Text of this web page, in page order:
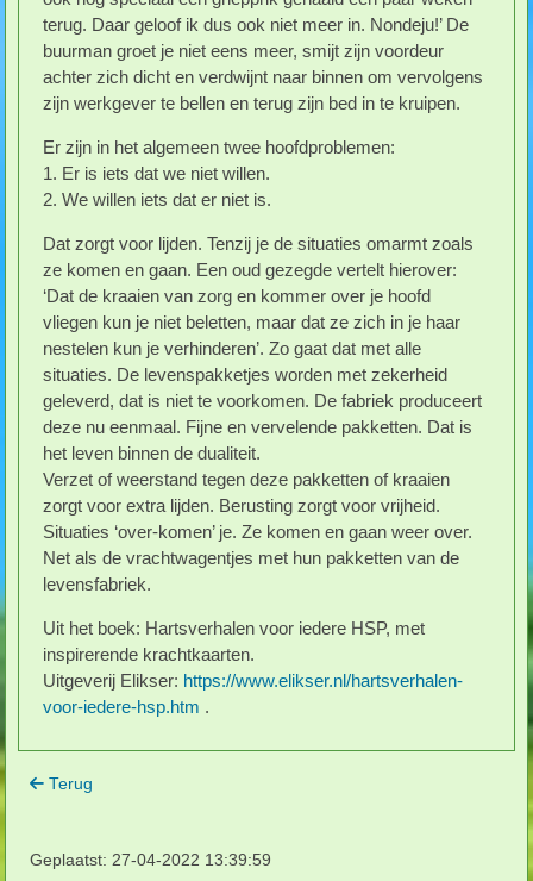
terug. Daar geloof ik dus ook niet meer in. Nondeju!’ De
buurman groet je niet eens meer, smijt zijn voordeur
achter zich dicht en verdwijnt naar binnen om vervolgens
zijn werkgever te bellen en terug zijn bed in te kruipen.
Er zijn in het algemeen twee hoofdproblemen:
1. Er is iets dat we niet willen.
2. We willen iets dat er niet is.
Dat zorgt voor lijden. Tenzij je de situaties omarmt zoals
ze komen en gaan. Een oud gezegde vertelt hierover:
‘Dat de kraaien van zorg en kommer over je hoofd
vliegen kun je niet beletten, maar dat ze zich in je haar
nestelen kun je verhinderen’. Zo gaat dat met alle
situaties. De levenspakketjes worden met zekerheid
geleverd, dat is niet te voorkomen. De fabriek produceert
deze nu eenmaal. Fijne en vervelende pakketten. Dat is
het leven binnen de dualiteit.
Verzet of weerstand tegen deze pakketten of kraaien
zorgt voor extra lijden. Berusting zorgt voor vrijheid.
Situaties ‘over-komen’ je. Ze komen en gaan weer over.
Net als de vrachtwagentjes met hun pakketten van de
levensfabriek.
Uit het boek: Hartsverhalen voor iedere HSP, met
inspirerende krachtkaarten.
Uitgeverij Elikser: https://www.elikser.nl/hartsverhalen-
voor-iedere-hsp.htm .
Terug
Geplaatst: 27-04-2022 13:39:59